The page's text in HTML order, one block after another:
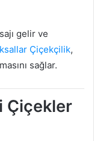
gelir ve
Çiçekçilik,
sağlar.
Çiçekler